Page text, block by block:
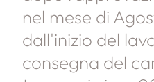
nel mese di
dall'inizio del
consegna del